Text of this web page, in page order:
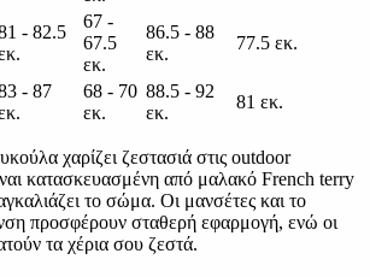
- 82.5
67 -
67.5
εκ.
86.5 - 88
εκ.
77.5 εκ.
- 87
68 - 70
εκ.
88.5 - 92
εκ.
81 εκ.
χαρίζει ζεστασιά στις outdoor
κατασκευασμένη από μαλακό French terry
το σώμα. Οι μανσέτες και το
προσφέρουν σταθερή εφαρμογή, ενώ οι
τα χέρια σου ζεστά.